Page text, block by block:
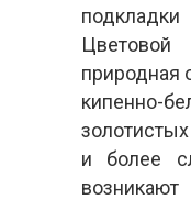
природная
и более